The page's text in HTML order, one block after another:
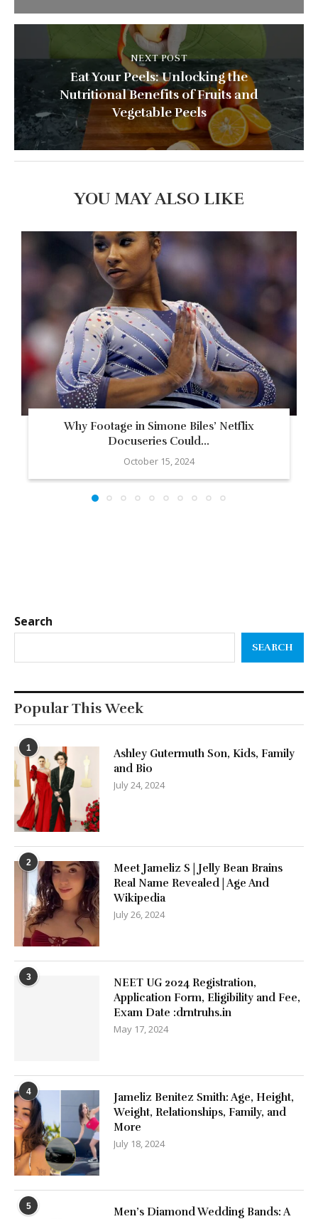
NEXT POST
Eat Your Peels: Unlocking the
Nutritional Benefits of Fruits and
Vegetable Peels
YOU MAY ALSO LIKE
Why Footage in Simone Biles’ Netflix
Docuseries Could...
October 15, 2024
Search
SEARCH
Popular This Week
1
Ashley Gutermuth Son, Kids, Family
and Bio
July 24, 2024
2
Meet Jameliz S | Jelly Bean Brains
Real Name Revealed | Age And
Wikipedia
July 26, 2024
3
NEET UG 2024 Registration,
Application Form, Eligibility and Fee,
Exam Date :drntruhs.in
May 17, 2024
4
Jameliz Benitez Smith: Age, Height,
Weight, Relationships, Family, and
More
July 18, 2024
5
Men’s Diamond Wedding Bands: A